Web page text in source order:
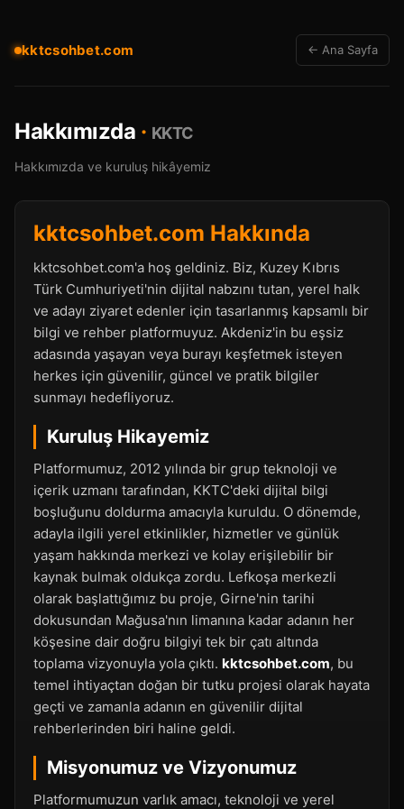
kktcsohbet.com ← Ana Sayfa
Hakkımızda · KKTC
Hakkımızda ve kuruluş hikâyemiz
kktcsohbet.com Hakkında
kktcsohbet.com'a hoş geldiniz. Biz, Kuzey Kıbrıs
Türk Cumhuriyeti'nin dijital nabzını tutan, yerel halk
ve adayı ziyaret edenler için tasarlanmış kapsamlı bir
bilgi ve rehber platformuyuz. Akdeniz'in bu eşsiz
adasında yaşayan veya burayı keşfetmek isteyen
herkes için güvenilir, güncel ve pratik bilgiler
sunmayı hedefliyoruz.
Kuruluş Hikayemiz
Platformumuz, 2012 yılında bir grup teknoloji ve
içerik uzmanı tarafından, KKTC'deki dijital bilgi
boşluğunu doldurma amacıyla kuruldu. O dönemde,
adayla ilgili yerel etkinlikler, hizmetler ve günlük
yaşam hakkında merkezi ve kolay erişilebilir bir
kaynak bulmak oldukça zordu. Lefkoşa merkezli
olarak başlattığımız bu proje, Girne'nin tarihi
dokusundan Mağusa'nın limanına kadar adanın her
köşesine dair doğru bilgiyi tek bir çatı altında
toplama vizyonuyla yola çıktı. kktcsohbet.com, bu
temel ihtiyaçtan doğan bir tutku projesi olarak hayata
geçti ve zamanla adanın en güvenilir dijital
rehberlerinden biri haline geldi.
Misyonumuz ve Vizyonumuz
Platformumuzun varlık amacı, teknoloji ve yerel